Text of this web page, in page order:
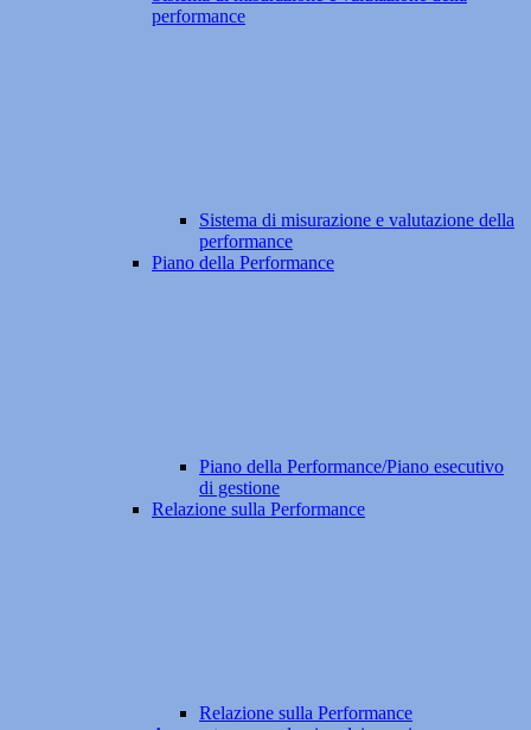
performance
Sistema di misurazione e valutazione della
performance
Piano della Performance
Piano della Performance/Piano esecutivo
di gestione
Relazione sulla Performance
Relazione sulla Performance